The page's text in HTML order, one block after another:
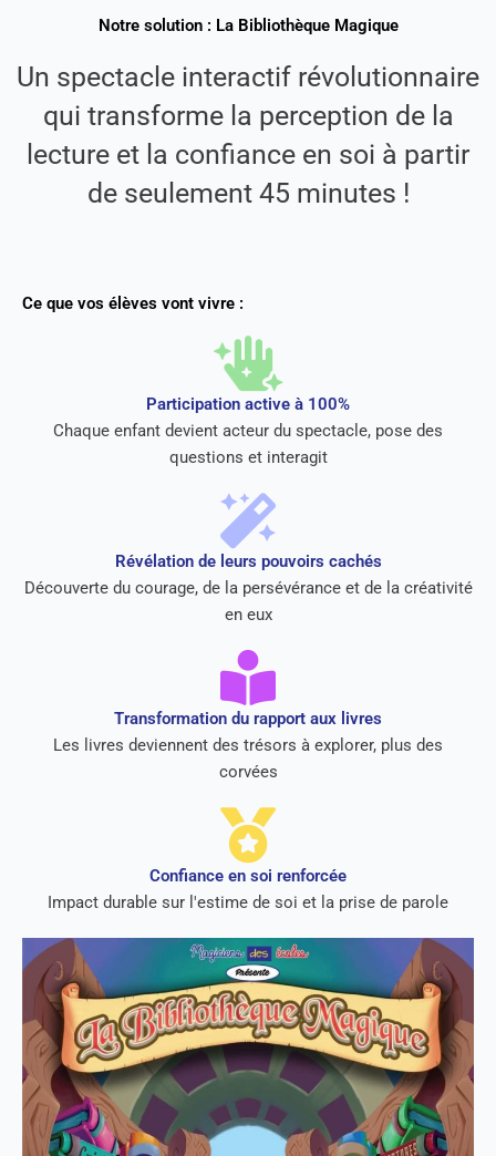
Notre solution : La Bibliothèque Magique
Un spectacle interactif révolutionnaire
qui transforme la perception de la
lecture et la confiance en soi à partir
de seulement 45 minutes !
Ce que vos élèves vont vivre :
Participation active à 100%
Chaque enfant devient acteur du spectacle, pose des
questions et interagit
Révélation de leurs pouvoirs cachés
Découverte du courage, de la persévérance et de la créativité
en eux
Transformation du rapport aux livres
Les livres deviennent des trésors à explorer, plus des
corvées
Confiance en soi renforcée
Impact durable sur l'estime de soi et la prise de parole